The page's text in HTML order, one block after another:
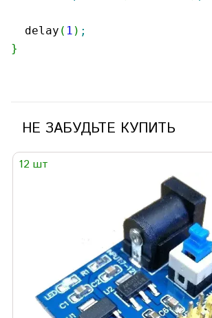
  delay
( 1 ) ;
}
НЕ ЗАБУДЬТЕ КУПИТЬ
12 шт